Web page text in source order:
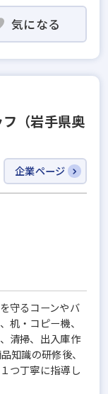
気になる
フ（岩手県奥
企業ページ
守るコーンやバ
机・コピー機、
清掃、出入庫作
知識の研修後、
つ丁寧に指導し